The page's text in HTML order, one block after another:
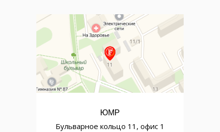
Бульварное кольцо 11, офис 1
ЮМР